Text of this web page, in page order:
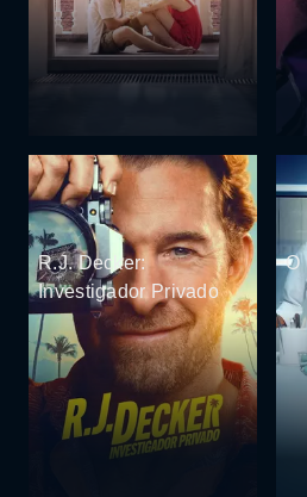
R.J. Decker:
Investigador Privado
O